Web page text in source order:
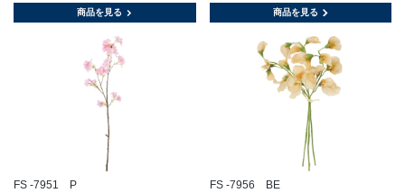
商品を見る 商品を見る
FS -7951 P
FS -7956 BE